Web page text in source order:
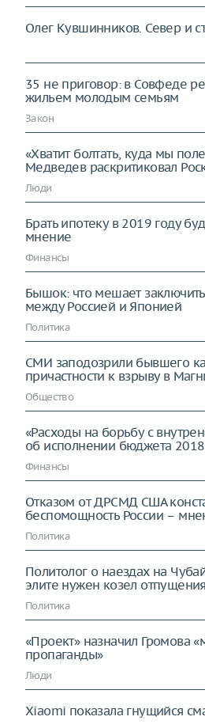
Олег Кувшинников. Север и
35 не приговор: в Совфеде
жильем молодым семьям
Закон
«Хватит болтать, куда мы
Медведев раскритиковал
Люди
Брать ипотеку в 2019 году
мнение
Финансы
Бышок: что мешает
между Россией и Японией
Политика
СМИ заподозрили бывшего
причастности к взрыву в
Общество
«Расходы на борьбу с
об исполнении бюджета
Финансы
Отказом от ДРСМД США
беспомощность России –
Политика
Политолог о наездах на
элите нужен козел отпущения
Политика
«Проект» назначил Громова
пропаганды»
Люди
Xiaomi показала гнущийся